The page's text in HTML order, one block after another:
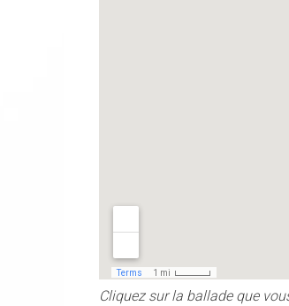
Cliquez sur la ballade que